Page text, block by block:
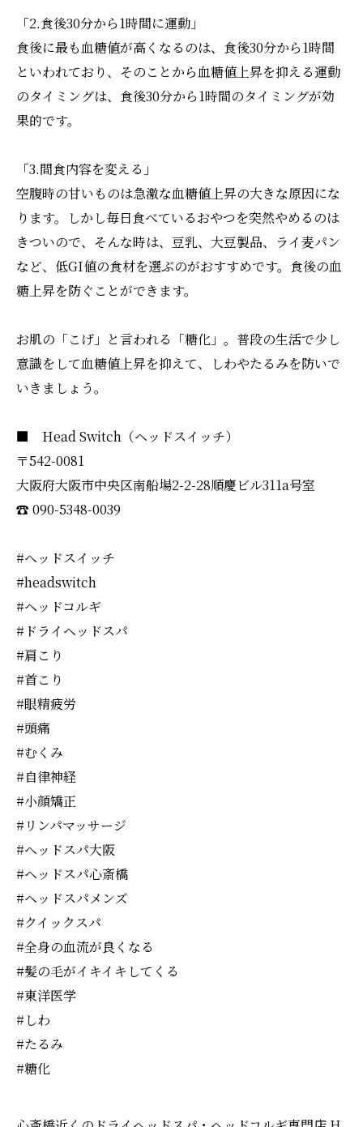
「2.食後30分から1時間に運動」
食後に最も血糖値が高くなるのは、食後30分から1時間
といわれており、そのことから血糖値上昇を抑える運動
のタイミングは、食後30分から1時間のタイミングが効
果的です。
「3.間食内容を変える」
空腹時の甘いものは急激な血糖値上昇の大きな原因にな
ります。しかし毎日食べているおやつを突然やめるのは
きついので、そんな時は、豆乳、大豆製品、ライ麦パン
など、低GI値の食材を選ぶのがおすすめです。食後の血
糖上昇を防ぐことができます。
お肌の「こげ」と言われる「糖化」。普段の生活で少し
意識をして血糖値上昇を抑えて、しわやたるみを防いで
いきましょう。
■ Head Switch（ヘッドスイッチ）
〒542-0081
大阪府大阪市中央区南船場2-2-28順慶ビル311a号室
☎︎ 090-5348-0039
#ヘッドスイッチ
#headswitch
#ヘッドコルギ
#ドライヘッドスパ
#肩こり
#首こり
#眼精疲労
#頭痛
#むくみ
#自律神経
#小顔矯正
#リンパマッサージ
#ヘッドスパ大阪
#ヘッドスパ心斎橋
#ヘッドスパメンズ
#クイックスパ
#全身の血流が良くなる
#髪の毛がイキイキしてくる
#東洋医学
#しわ
#たるみ
#糖化